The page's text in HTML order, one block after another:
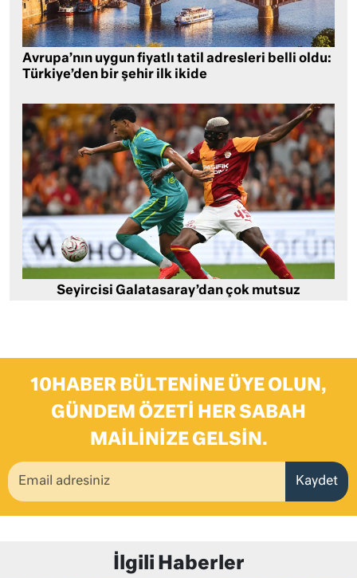
Avrupa’nın uygun fiyatlı tatil adresleri belli oldu:
Türkiye’den bir şehir ilk ikide
Seyircisi Galatasaray’dan çok mutsuz
10HABER BÜLTENINE ÜYE OLUN,
GÜNDEM ÖZETI HER SABAH
MAILINIZE GELSIN.
Kaydet
İlgili Haberler